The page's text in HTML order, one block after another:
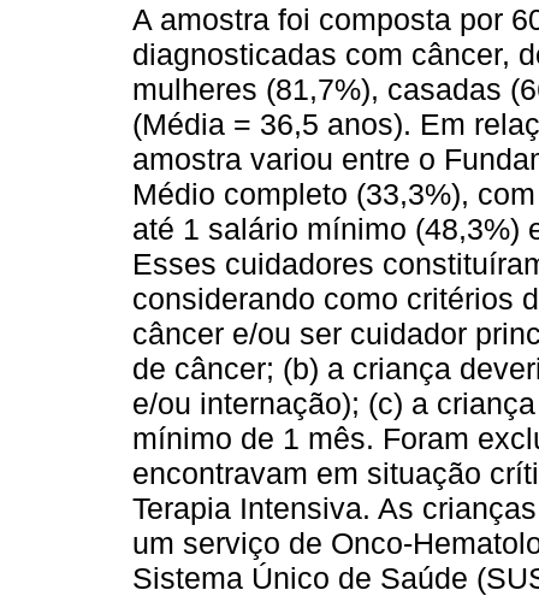
A amostra foi composta por
diagnosticadas com câncer,
mulheres (81,7%), casadas
(Média = 36,5 anos). Em
amostra variou entre o
Médio completo (33,3%),
até 1 salário mínimo (48,3%)
Esses cuidadores
considerando como critérios
câncer e/ou ser cuidador
de câncer; (b) a criança
e/ou internação); (c) a
mínimo de 1 mês. Foram
encontravam em situação
Terapia Intensiva. As
um serviço de Onco-
Sistema Único de Saúde